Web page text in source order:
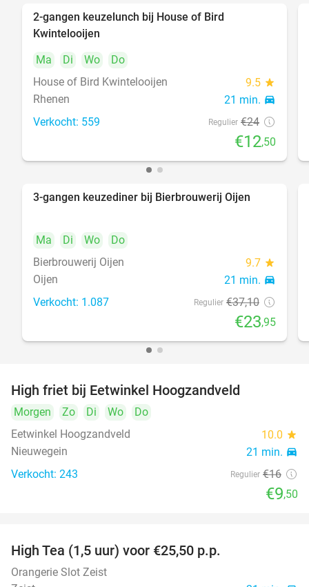
2-gangen keuzelunch bij House of Bird
Kwintelooijen
Ma
Di Wo
Do
House of Bird Kwintelooijen
9.5 star
Rhenen 21 min. directions_car
Verkocht: 559 Regulier €24
€12,50
3-gangen keuzediner bij Bierbrouwerij Oijen
Ma Di Wo
Do
Bierbrouwerij Oijen
9.7 star
Oijen 21 min. directions_car
Verkocht: 1.087 Regulier €37,10
€23,95
High friet bij Eetwinkel Hoogzandveld
Morgen Zo Di Wo
Do
Eetwinkel Hoogzandveld
10.0 star
Nieuwegein 21 min. directions_car
Verkocht: 243 Regulier €16
€9,50
High Tea (1,5 uur) voor €25,50 p.p.
Orangerie Slot Zeist